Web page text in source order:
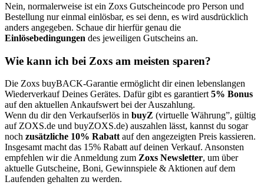
Nein, normalerweise ist ein Zoxs Gutscheincode pro Person und
Bestellung nur einmal einlösbar, es sei denn, es wird ausdrücklich
anders angegeben. Schaue dir hierfür genau die
Einlösebedingungen des jeweiligen Gutscheins an.
Wie kann ich bei Zoxs am meisten sparen?
Die Zoxs buyBACK-Garantie ermöglicht dir einen lebenslangen
Wiederverkauf Deines Gerätes. Dafür gibt es garantiert 5% Bonus
auf den aktuellen Ankaufswert bei der Auszahlung.
Wenn du dir den Verkaufserlös in buyZ (virtuelle Währung”, gültig
auf ZOXS.de und buyZOXS.de) auszahlen lässt, kannst du sogar
noch zusätzliche 10% Rabatt auf den angezeigten Preis kassieren.
Insgesamt macht das 15% Rabatt auf deinen Verkauf. Ansonsten
empfehlen wir die Anmeldung zum Zoxs Newsletter, um über
aktuelle Gutscheine, Boni, Gewinnspiele & Aktionen auf dem
Laufenden gehalten zu werden.